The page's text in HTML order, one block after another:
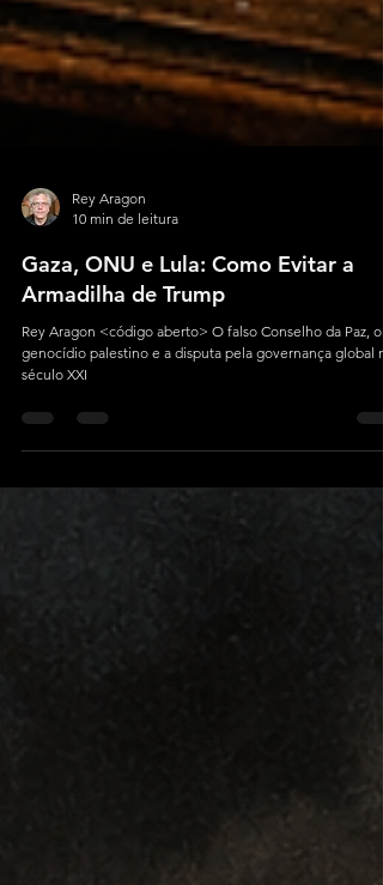
Rey Aragon
10 min de leitura
Gaza, ONU e Lula: Como Evitar a
Armadilha de Trump
Rey Aragon <código aberto> O falso Conselho da Paz, o